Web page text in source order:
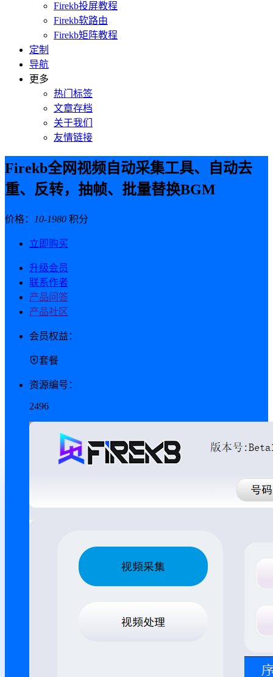
Firekb投屏教程
Firekb软路由
Firekb矩阵教程
定制
导航
更多
热门标签
文章存档
关于我们
友情链接
Firekb全网视频自动采集工具、自动去
重、反转，抽帧、批量替换BGM
价格： 10-1980 积分
立即购买
升级会员
联系作者
产品问答
产品社区
会员权益：
套餐
资源编号：
2496